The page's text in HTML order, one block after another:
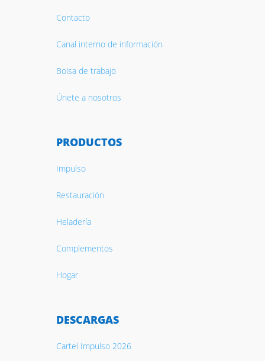
Contacto
Canal interno de información
Bolsa de trabajo
Únete a nosotros
PRODUCTOS
Impulso
Restauración
Heladería
Complementos
Hogar
DESCARGAS
Cartel Impulso 2026